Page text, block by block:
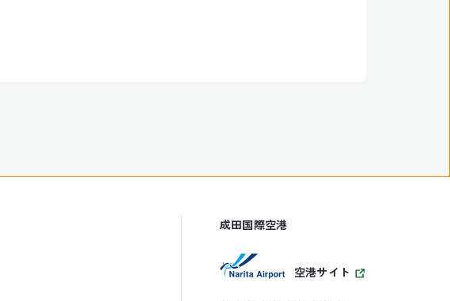
成田国際空港
空港サイト